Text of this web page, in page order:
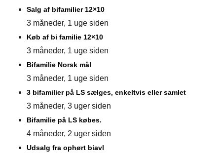
Salg af bifamilier 12×10
3 måneder, 1 uge siden
Køb af bi familie 12×10
3 måneder, 1 uge siden
Bifamilie Norsk mål
3 måneder, 1 uge siden
3 bifamilier på LS sælges, enkeltvis eller samlet
3 måneder, 3 uger siden
Bifamilie på LS købes.
4 måneder, 2 uger siden
Udsalg fra ophørt biavl